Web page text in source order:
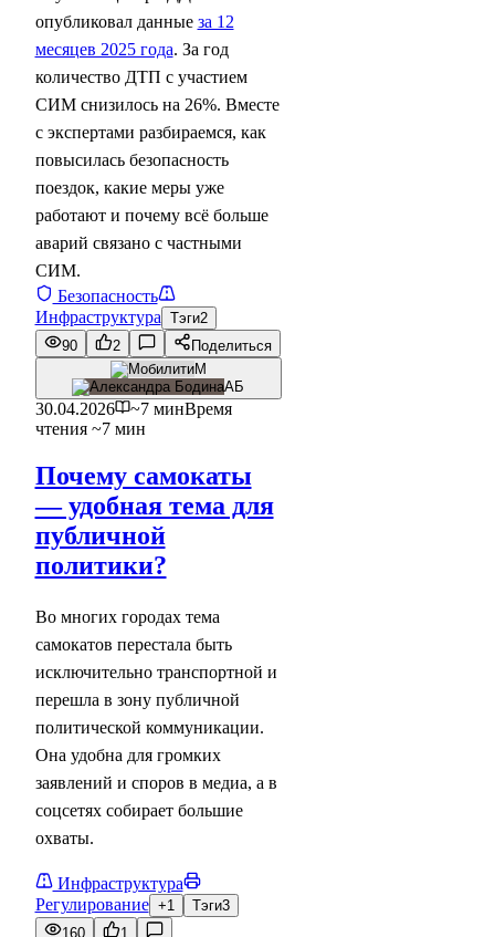
опубликовал данные за 12
месяцев 2025 года. За год
количество ДТП с участием
СИМ снизилось на 26%. Вместе
с экспертами разбираемся, как
повысилась безопасность
поездок, какие меры уже
работают и почему всё больше
аварий связано с частными
СИМ.
Безопасность
Инфраструктура Тэги2
90
2
Поделиться
М
АБ
30.04.2026 ~7 минВремя
чтения ~7 мин
Почему самокаты
— удобная тема для
публичной
политики?
Во многих городах тема
самокатов перестала быть
исключительно транспортной и
перешла в зону публичной
политической коммуникации.
Она удобна для громких
заявлений и споров в медиа, а в
соцсетях собирает большие
охваты.
Инфраструктура
Регулирование +1 Тэги3
160
1